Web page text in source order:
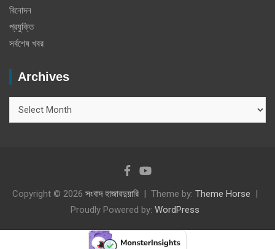
বিনোদন
প্রযুক্তি
সর্বশেষ খবর
Archives
Copyright © 2026 সংবাদ হাজারদুয়ারি Theme by: Theme Horse
Proudly Powered by: WordPress